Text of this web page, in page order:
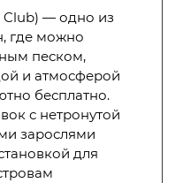
Club) — одно из
где можно
песком,
и атмосферой
бесплатно.
с нетронутой
зарослями
для